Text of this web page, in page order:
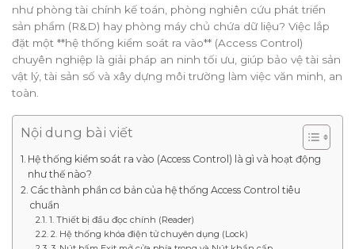
như phòng tài chính kế toán, phòng nghiên cứu phát triển
sản phẩm (R&D) hay phòng máy chủ chứa dữ liệu? Việc lắp
đặt một **hệ thống kiểm soát ra vào** (Access Control)
chuyên nghiệp là giải pháp an ninh tối ưu, giúp bảo vệ tài sản
vật lý, tài sản số và xây dựng môi trường làm việc văn minh, an
toàn.
Nội dung bài viết
Hệ thống kiểm soát ra vào (Access Control) là gì và hoạt động
như thế nào?
Các thành phần cơ bản của hệ thống Access Control tiêu
chuẩn
1. Thiết bị đầu đọc chính (Reader)
2. Hệ thống khóa điện tử chuyên dụng (Lock)